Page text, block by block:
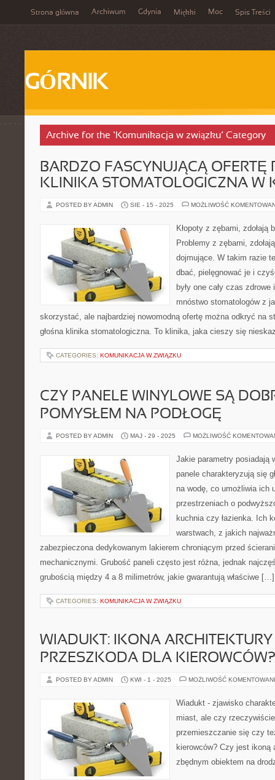
Strona główna Archiwum Gdynia Miękki Moc Spis Treści
GÓRNIK
Archive for the ‘Komunikacja w związku’ Category
BARDZO FASCYNUJĄCĄ OFERTĘ
KLINIKA STOMATOLOGICZNA W
POSTED BY ADMIN SIE - 15 - 2025 MOŻLIWOŚĆ
Kłopoty z zębami, zdołają
Problemy z zębami,
dojmujące. W takim razie
dbać, pielęgnować je i
były one cały czas
mnóstwo stomatologów z
skorzystać, ale najbardziej nowomodną ofertę można odkryć na
głośna klinika stomatologiczna. To klinika, jaka cieszy się
CATEGORIES: KOMUNIKACJA W ZWIĄZKU
CZY PANELE WINYLOWE SĄ
POMYSŁEM NA PODŁOGĘ
POSTED BY ADMIN MAJ - 29 - 2025 MOŻLIWOŚĆ
Jakie parametry posiadają
panele charakteryzują się
na wodę, co umożliwia ich
przestrzeniach o
kuchnia czy łazienka. Ich
warstwach, z jakich
zabezpieczona dedykowanym lakierem chroniącym przed
mechanicznymi. Grubość paneli często jest różna, jednak
grubością między 4 a 8 milimetrów, jakie gwarantują właściwe […]
CATEGORIES: KOMUNIKACJA W ZWIĄZKU
WIADUKT: IKONA ARCHITEKTURY
PRZESZKODA DLA KIEROWCÓW?
POSTED BY ADMIN KWI - 1 - 2025 MOŻLIWOŚĆ
Wiadukt - zjawisko
miast, ale czy rzeczywiście
przemieszczanie się czy
kierowców? Czy jest
zbędnym obiektem na